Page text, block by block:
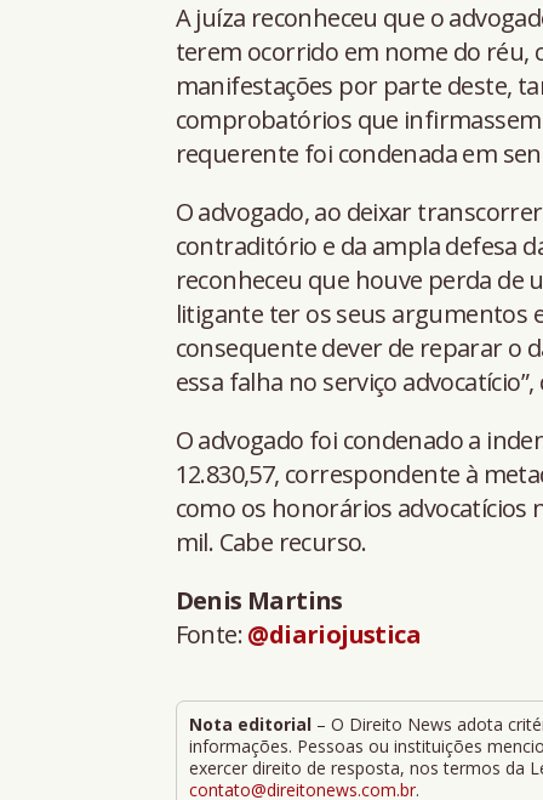
A juíza reconheceu que o
terem ocorrido em nome do réu,
manifestações por parte deste,
comprobatórios que infirmassem
requerente foi condenada em
O advogado, ao deixar
contraditório e da ampla defesa
reconheceu que houve perda de
litigante ter os seus argumentos
consequente dever de reparar o
essa falha no serviço
O advogado foi condenado a
12.830,57, correspondente à
como os honorários advocatícios
mil. Cabe recurso.
Denis Martins
Fonte:@diariojustica
Nota editorial– O Direito News adota
informações. Pessoas ou instituições
exercer direito de resposta, nos termos da
contato@direitonews.com.br.